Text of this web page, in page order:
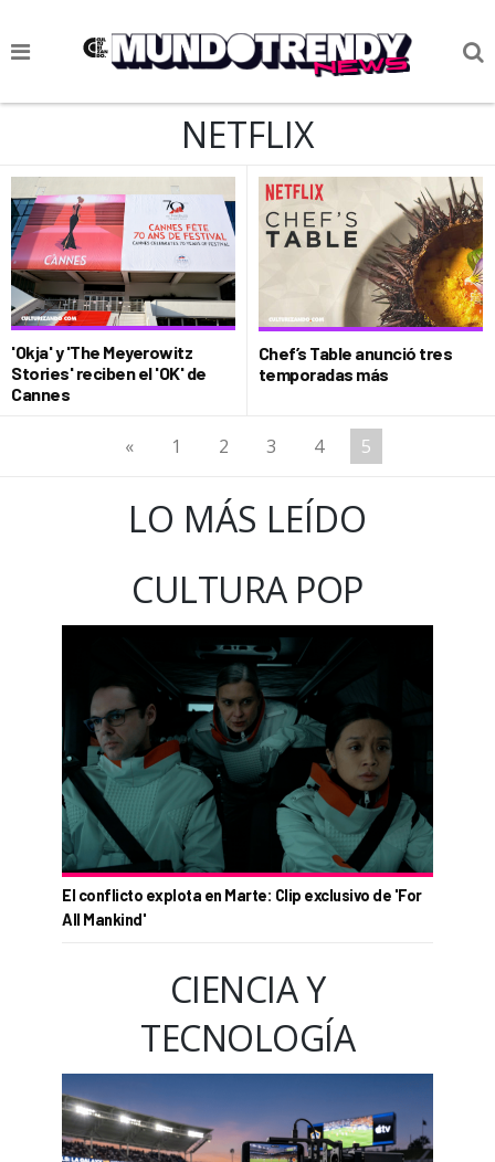
NOTICIAS
CIENCIA Y TECNOLOGÍA
VIDA
SOCIEDAD
CULTURIZANDO.COM
NETFLIX
'Okja' y 'The Meyerowitz
Stories' reciben el 'OK' de
Cannes
Chef’s Table anunció tres
temporadas más
« 1 2 3 4 5
LO MÁS LEÍDO
CULTURA POP
El conflicto explota en Marte: Clip exclusivo de 'For
All Mankind'
CIENCIA Y
TECNOLOGÍA